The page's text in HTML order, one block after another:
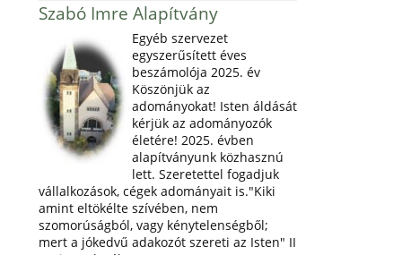
Szabó Imre Alapítvány
Egyéb szervezet
egyszerűsített éves
beszámolója 2025. év
Köszönjük az
adományokat! Isten áldását
kérjük az adományozók
életére! 2025. évben
alapítványunk közhasznú
lett. Szeretettel fogadjuk
vállalkozások, cégek adományait is."Kiki
amint eltökélte szívében, nem
szomorúságból, vagy kénytelenségből;
mert a jókedvű adakozót szereti az Isten" II